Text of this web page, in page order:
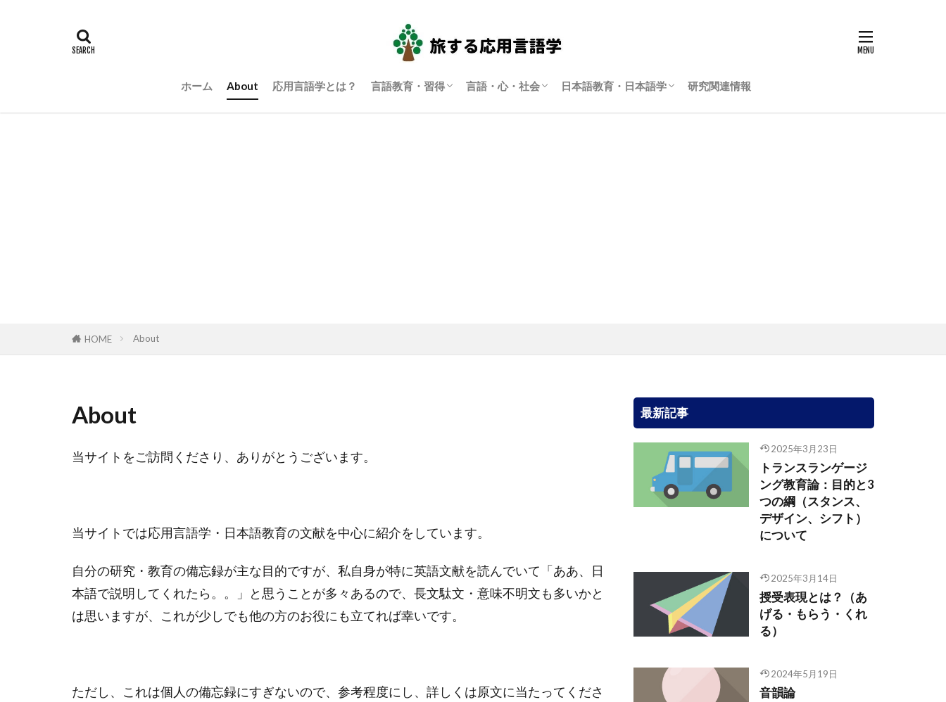
ホーム About 応用言語学とは？ 言語教育・習得 言語・心・社会 日本語教育・日本語学 研究関連情報
HOME About
About
当サイトをご訪問くださり、ありがとうございます。
当サイトでは応用言語学・日本語教育の文献を中心に紹介をしています。
自分の研究・教育の備忘録が主な目的ですが、私自身が特に英語文献を読んでいて「ああ、日
本語で説明してくれたら。。」と思うことが多々あるので、長文駄文・意味不明文も多いかと
は思いますが、これが少しでも他の方のお役にも立てれば幸いです。
ただし、これは個人の備忘録にすぎないので、参考程度にし、詳しくは原文に当たってくださ
最新記事
2025年3月23日
トランスランゲージ
ング教育論：目的と3
つの綱（スタンス、
デザイン、シフト）
について
2025年3月14日
授受表現とは？（あ
げる・もらう・くれ
る）
2024年5月19日
音韻論